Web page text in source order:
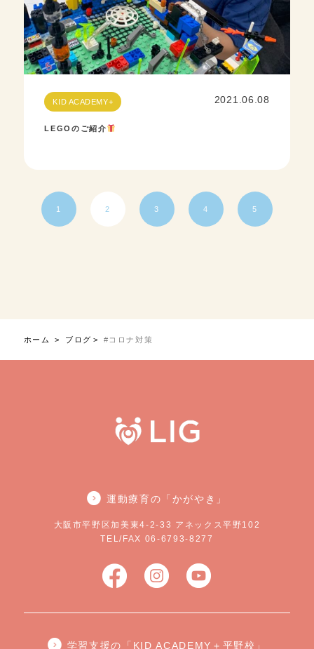
KID ACADEMY+ 2021.06.08
LEGOのご紹介
1 2 3 4 5
ホーム ブログ #コロナ対策
運動療育の「かがやき」
大阪市平野区加美東4-2-33 アネックス平野102
TEL/FAX 06-6793-8277
学習支援の「KID ACADEMY＋平野校」